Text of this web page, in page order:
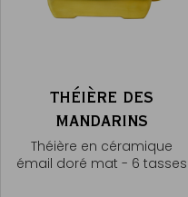
THÉIÈRE DES
MANDARINS
Théière en céramique
émail doré mat - 6 tasses